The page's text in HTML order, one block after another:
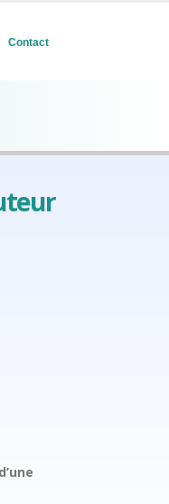
Contact